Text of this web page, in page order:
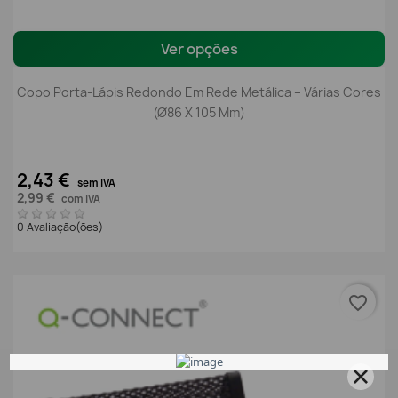
Ver opções
Copo Porta-Lápis Redondo Em Rede Metálica – Várias Cores
(Ø86 X 105 Mm)
2,43 € sem IVA
2,99 € com IVA
0 Avaliação(ões)
favorite_border